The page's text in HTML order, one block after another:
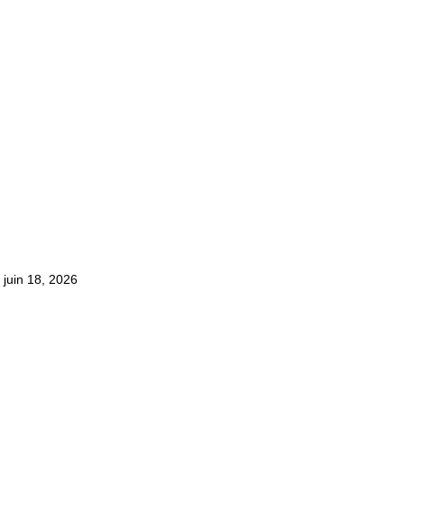
juin 18, 2026